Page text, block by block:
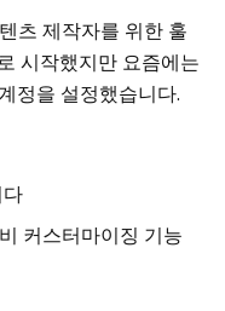
츠 제작자를 위한 훌
시작했지만 요즘에는
정을 설정했습니다.
커스터마이징 기능